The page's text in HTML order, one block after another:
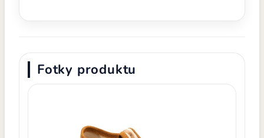
Fotky produktu